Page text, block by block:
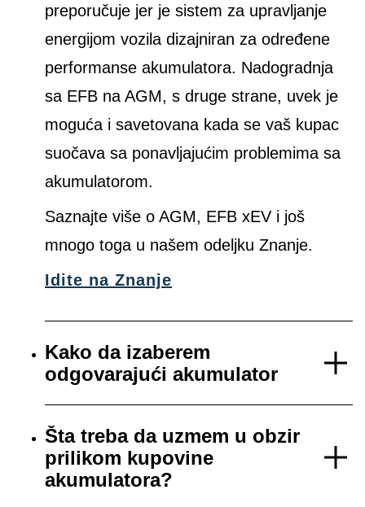
preporučuje jer je sistem za upravljanje
energijom vozila dizajniran za određene
performanse akumulatora. Nadogradnja
sa EFB na AGM, s druge strane, uvek je
moguća i savetovana kada se vaš kupac
suočava sa ponavljajućim problemima sa
akumulatorom.
Saznajte više o AGM, EFB xEV i još
mnogo toga u našem odeljku Znanje.
Idite na Znanje
Kako da izaberem
odgovarajući akumulator
Šta treba da uzmem u obzir
prilikom kupovine
akumulatora?